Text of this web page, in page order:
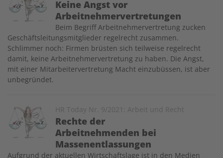
Keine Angst vor
Arbeitnehmervertretungen
Beim Begriff Arbeitnehmervertretung zucken
Geschäftsleitungsmitglieder regelrecht zusammen.
Schlimmer noch: Firmen brüsten sich teilweise regelrecht
damit, keine Arbeitnehmervertretung zu haben. Die Angst,
mit einer Mitarbeitervertretung Macht einzubüssen, ist aber
unbegründet.
HR Today Nr. 9/2021: Arbeit und Recht
Rechte der
Arbeitnehmenden bei
Massenentlassungen
Image
Aufgrund der aktuellen Wirtschaftslage ist in den Medien